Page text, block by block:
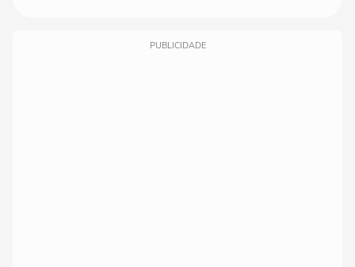
PUBLICIDADE